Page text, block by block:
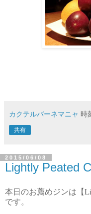
カクテルバーネマニャ 時
共有
2015/06/08
Lightly Peated
本日のお薦めジンは【
です。